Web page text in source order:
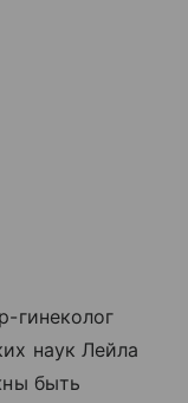
гинеколог
наук Лейла
быть